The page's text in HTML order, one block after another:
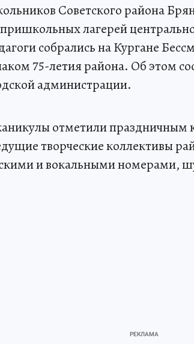
Советского района
пришкольных лагерей
собрались на Кургане
75-летия района. Об этом
администрации.
отметили праздничным
творческие коллективы
и вокальными номерами,